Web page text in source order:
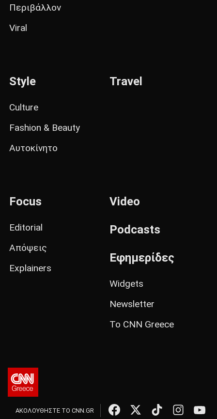
Περιβάλλον
Viral
Style
Culture
Fashion & Beauty
Αυτοκίνητο
Travel
Focus
Editorial
Απόψεις
Explainers
Video
Podcasts
Εφημερίδες
Widgets
Newsletter
Το CNN Greece
ΑΚΟΛΟΥΘΗΣΤΕ ΤΟ CNN.GR